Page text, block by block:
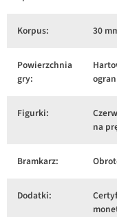
Korpus: 30
Powierzchnia
gry:
Figurki:
na
Bramkarz:
Dodatki: